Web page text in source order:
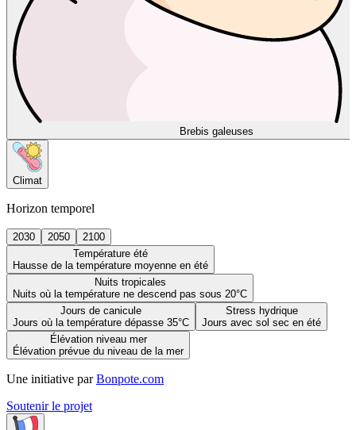
Brebis galeuses
Climat
Horizon temporel
2030 2050
2100
Température été
Hausse de la température moyenne en été
Nuits tropicales
Nuits où la température ne descend pas sous 20°C
Jours de canicule
Jours où la température dépasse 35°C
Stress hydrique
Jours avec sol sec en été
Élévation niveau mer
Élévation prévue du niveau de la mer
Une initiative par Bonpote.com
Soutenir le projet